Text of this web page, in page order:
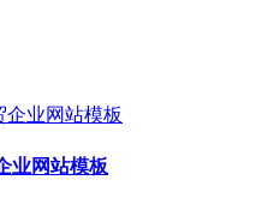
业网站模板